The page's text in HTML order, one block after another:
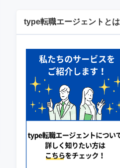
type転職エージェントとは